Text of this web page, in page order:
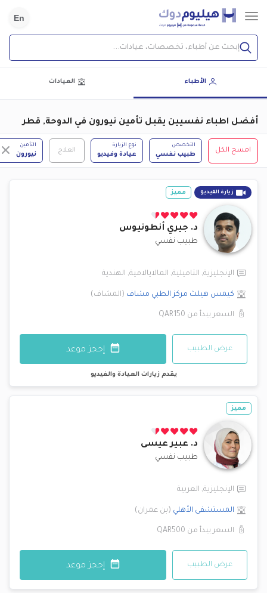
En
إبحث عن أطباء، تخصصات، عيادات...
الأطباء العيادات
أفضل اطباء نفسيين يقبل تأمين نيورون في الدوحة, قطر
امسح الكل
التخصص
طبيب نفسي
نوع الزيارة
عيادة وفيديو
العلاج
التأمين
نيورون
زيارة الفيديو مميز
د. جيري أنطونيوس
طبيب نفسي
الإنجليزية, التاميلية, المالايالامية, الهندية
كيمس هيلث مركز الطبي مشاف (المشاف)
السعر يبدأ من QAR150
عرض الطبيب إحجز موعد
يقدم زيارات العيادة والفيديو
مميز
د. عبير عيسى
طبيب نفسي
الإنجليزية, العربية
المستشفى الأهلي (بن عمران)
السعر يبدأ من QAR500
عرض الطبيب إحجز موعد